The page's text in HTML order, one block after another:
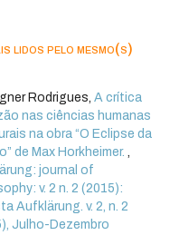
lidos pelo mesmo(s)
Rodrigues,A crítica
nas ciências humanas
na obra “O Eclipse da
de Max Horkheimer.,
journal of
v. 2 n. 2 (2015):
Aufklärung. v. 2, n. 2
Julho-Dezembro